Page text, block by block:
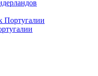
Португалии